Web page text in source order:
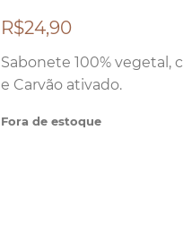
R$24,90
Sabonete 100% vegetal,
e Carvão ativado.
Fora de estoque